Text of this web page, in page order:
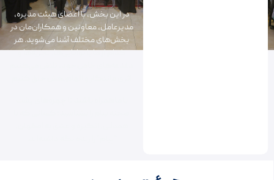
در این بخش، با اعضای هیئت مدیره،
مدیرعامل، معاونین و همکاران‌مان در
بخش‌های مختلف آشنا می‌شوید. هر
کدام از ما با توانایی‌ها، تجربه‌ها و